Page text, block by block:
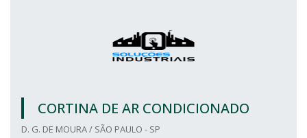
CORTINA DE AR CONDICIONADO
D. G. DE MOURA / SÃO PAULO - SP